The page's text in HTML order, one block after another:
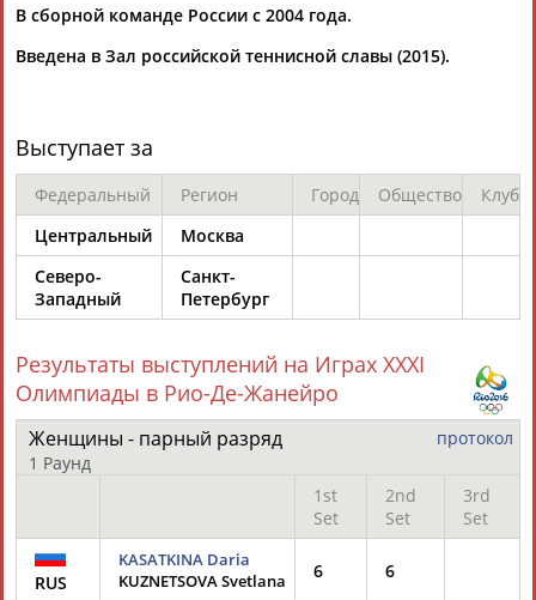
АБДУЛДАУДОВ
24 персон из 13181
ЕЩЁ ПЕРСОНЫ
ТАБЛО АКТИВНОСТИ
ЦЕЛИ ПРОЕКТА
Вопросы сотрудничества и совместной деятельности
В сборной команде России с 2004 года.
Введена в Зал российской теннисной славы (2015).
Выступает за
Федеральный Регион Город Общество
Клуб
Центральный
Москва
Северо-
Западный
Санкт-
Петербург
Результаты выступлений на Играх XXXI
Олимпиады в Рио-Де-Жанейро
протокол
Женщины - парный разряд
1 Раунд
1st
Set
2nd
Set
3rd
Set
RUS
KASATKINA Daria
KUZNETSOVA Svetlana
6 6